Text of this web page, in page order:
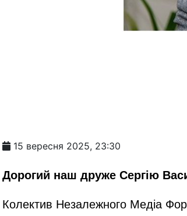
15 вересня 2025, 23:30
Дорогий наш друже Сергію
Колектив Незалежного Медіа